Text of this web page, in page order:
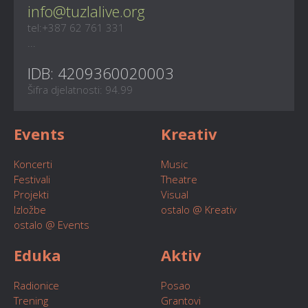
info@tuzlalive.org
tel:+387 62 761 331
...
IDB: 4209360020003
Šifra djelatnosti: 94.99
Events
Koncerti
Festivali
Projekti
Izložbe
ostalo @ Events
Kreativ
Music
Theatre
Visual
ostalo @ Kreativ
Eduka
Radionice
Trening
Aktiv
Posao
Grantovi